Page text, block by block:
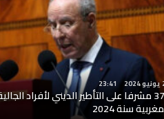
23:41
372 مشرفا على التأطير الديني لأفراد
سنة 2024